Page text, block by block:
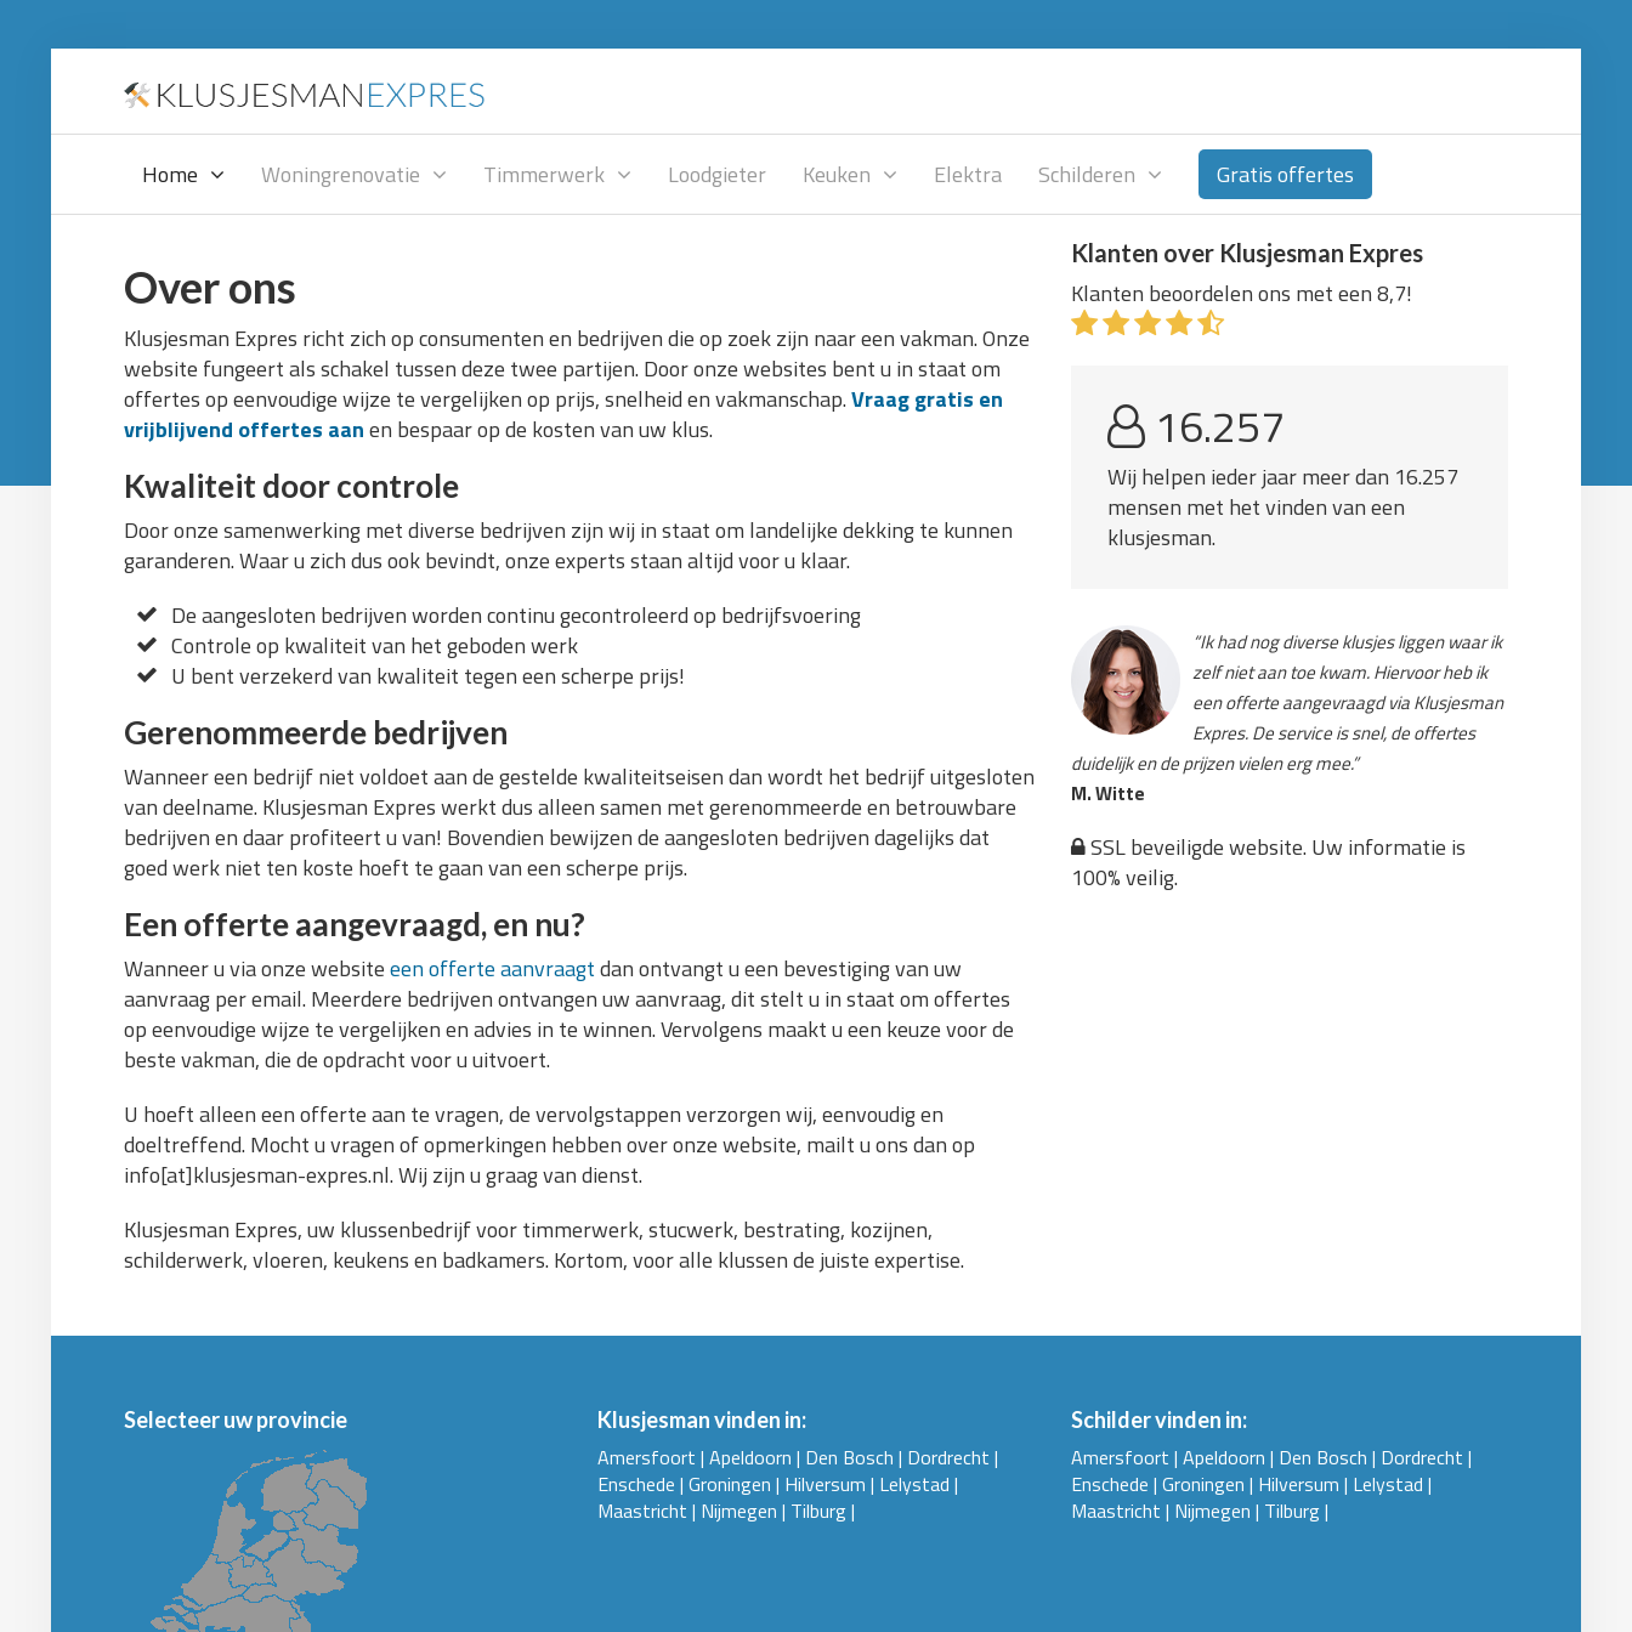
Home Woningrenovatie Timmerwerk Loodgieter Keuken Elektra Schilderen Gratis offertes
Over ons
Klusjesman Expres richt zich op consumenten en bedrijven die op zoek zijn naar een vakman. Onze
website fungeert als schakel tussen deze twee partijen. Door onze websites bent u in staat om
offertes op eenvoudige wijze te vergelijken op prijs, snelheid en vakmanschap.Vraag gratis en
vrijblijvend offertes aanen bespaar op de kosten van uw klus.
Kwaliteit door controle
Door onze samenwerking met diverse bedrijven zijn wij in staat om landelijke dekking te kunnen
garanderen. Waar u zich dus ook bevindt, onze experts staan altijd voor u klaar.
De aangesloten bedrijven worden continu gecontroleerd op bedrijfsvoering
Controle op kwaliteit van het geboden werk
U bent verzekerd van kwaliteit tegen een scherpe prijs!
Gerenommeerde bedrijven
Wanneer een bedrijf niet voldoet aan de gestelde kwaliteitseisen dan wordt het bedrijf uitgesloten
van deelname. Klusjesman Expres werkt dus alleen samen met gerenommeerde en betrouwbare
bedrijven en daar profiteert u van! Bovendien bewijzen de aangesloten bedrijven dagelijks dat
goed werk niet ten koste hoeft te gaan van een scherpe prijs.
Een offerte aangevraagd, en nu?
Wanneer u via onze websiteeen offerte aanvraagtdan ontvangt u een bevestiging van uw
aanvraag per email. Meerdere bedrijven ontvangen uw aanvraag, dit stelt u in staat om offertes
op eenvoudige wijze te vergelijken en advies in te winnen. Vervolgens maakt u een keuze voor de
beste vakman, die de opdracht voor u uitvoert.
U hoeft alleen een offerte aan te vragen, de vervolgstappen verzorgen wij, eenvoudig en
doeltreffend. Mocht u vragen of opmerkingen hebben over onze website, mailt u ons dan op
info[at]klusjesman-expres.nl. Wij zijn u graag van dienst.
Klusjesman Expres, uw klussenbedrijf voor timmerwerk, stucwerk, bestrating, kozijnen,
schilderwerk, vloeren, keukens en badkamers. Kortom, voor alle klussen de juiste expertise.
Klanten over Klusjesman Expres
Klanten beoordelen ons met een 8,7!
16.257
Wij helpen ieder jaar meer dan 16.257
mensen met het vinden van een
klusjesman.
“Ik had nog diverse klusjes liggen waar ik
zelf niet aan toe kwam. Hiervoor heb ik
een offerte aangevraagd via Klusjesman
Expres. De service is snel, de offertes
duidelijk en de prijzen vielen erg mee.”
M. Witte
SSL beveiligde website. Uw informatie is
100% veilig.
Selecteer uw provincie Klusjesman vinden in:
Amersfoort | Apeldoorn | Den Bosch | Dordrecht |
Enschede | Groningen | Hilversum | Lelystad |
Maastricht | Nijmegen | Tilburg|
Schilder vinden in:
Amersfoort | Apeldoorn | Den Bosch | Dordrecht |
Enschede | Groningen | Hilversum | Lelystad |
Maastricht | Nijmegen | Tilburg|